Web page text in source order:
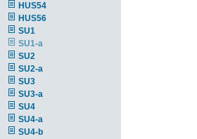
HUS54
HUS56
SU1
SU1-a
SU2
SU2-a
SU3
SU3-a
SU4
SU4-a
SU4-b